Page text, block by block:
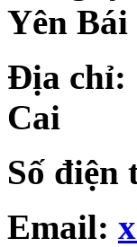
Yên Bái
Địa chỉ:
Cai
Số điện
Email: